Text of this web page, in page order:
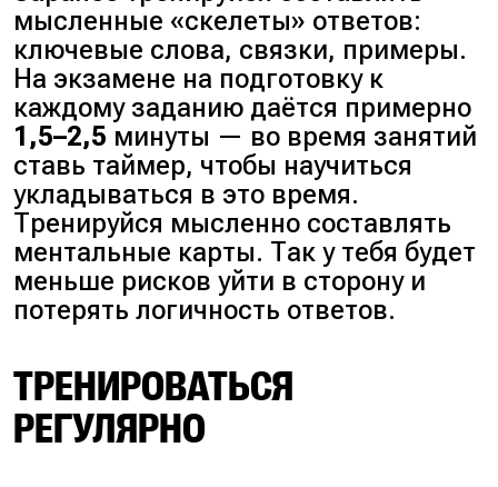
мысленные «скелеты» ответов:
ключевые слова, связки, примеры.
На экзамене на подготовку к
каждому заданию даётся примерно
1,5–2,5 минуты — во время занятий
ставь таймер, чтобы научиться
укладываться в это время.
Тренируйся мысленно составлять
ментальные карты. Так у тебя будет
меньше рисков уйти в сторону и
потерять логичность ответов.
ТРЕНИРОВАТЬСЯ
РЕГУЛЯРНО